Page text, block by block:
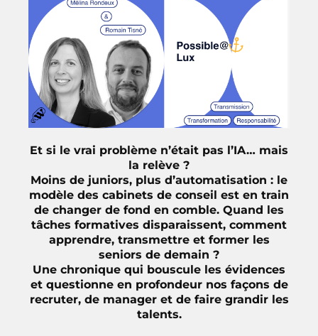
Et si le vrai problème n’était pas l’IA… mais
la relève ?
Moins de juniors, plus d’automatisation : le
modèle des cabinets de conseil est en train
de changer de fond en comble. Quand les
tâches formatives disparaissent, comment
apprendre, transmettre et former les
seniors de demain ?
Une chronique qui bouscule les évidences
et questionne en profondeur nos façons de
recruter, de manager et de faire grandir les
talents.